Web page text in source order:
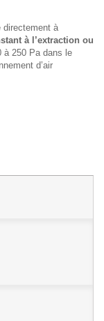
directement à
àl’extraction ou
à 250 Pa dans le
d’air